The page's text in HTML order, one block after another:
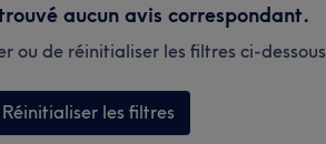
aucun avis correspondant.
ou de réinitialiser les filtres ci-dessous
Réinitialiser les filtres